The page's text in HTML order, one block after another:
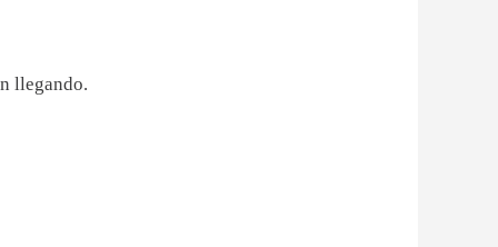
llegando.